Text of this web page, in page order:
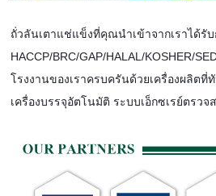
ถั่วลันเตาแช่แข็งที่คุณนำเข้าจากเราได้รับ
HACCP/BRC/GAP/HALAL/KOSHER/
โรงงานของเราครบครันด้วยเครื่องผลิตที่
เครื่องบรรจุอัตโนมัติ ระบบเอ็กซเรย์ตรว